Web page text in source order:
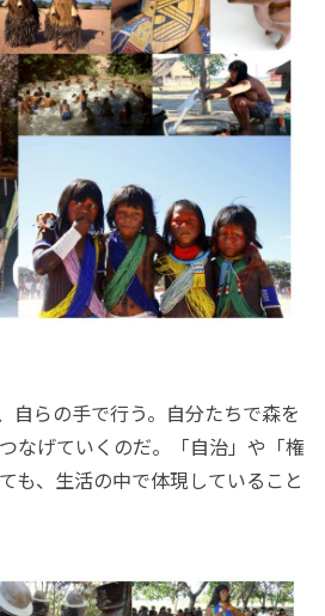
自らの手で行う。自分たちで森を
なげていくのだ。「自治」や「権
も、生活の中で体現していること